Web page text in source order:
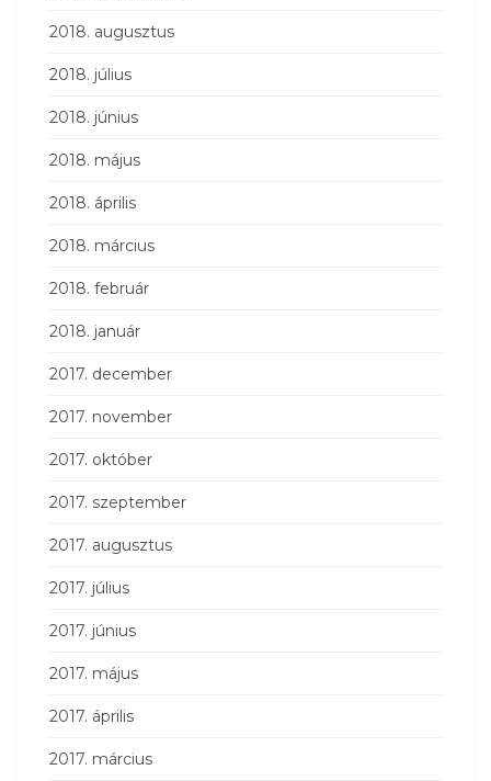
2018. augusztus
2018. július
2018. június
2018. május
2018. április
2018. március
2018. február
2018. január
2017. december
2017. november
2017. október
2017. szeptember
2017. augusztus
2017. július
2017. június
2017. május
2017. április
2017. március